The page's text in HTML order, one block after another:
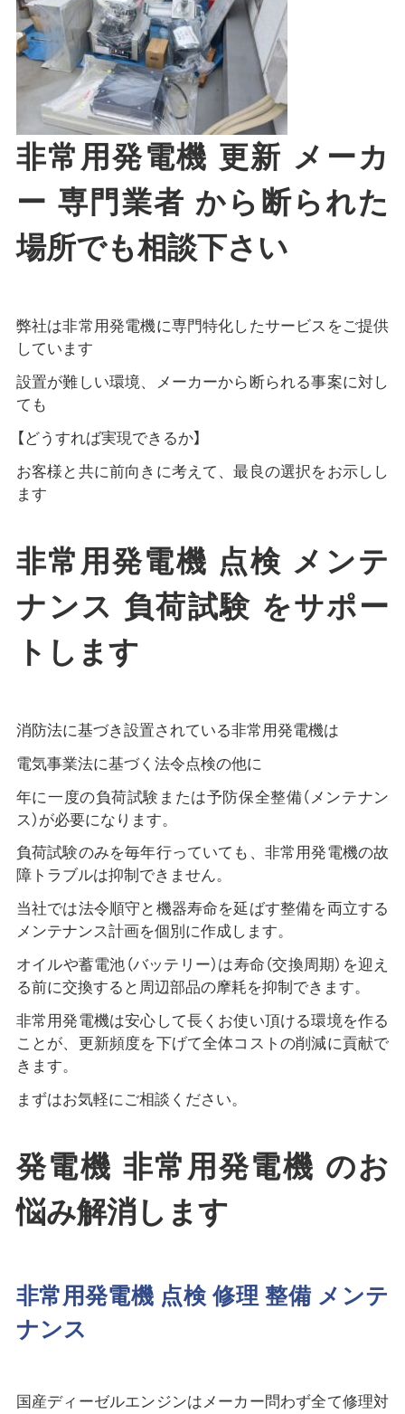
非常用発電機 更新 メーカ
ー 専門業者 から断られた
場所でも相談下さい
弊社は非常用発電機に専門特化したサービスをご提供
しています
設置が難しい環境、メーカーから断られる事案に対し
ても
【どうすれば実現できるか】
お客様と共に前向きに考えて、最良の選択をお示しし
ます
非常用発電機 点検 メンテ
ナンス 負荷試験 をサポー
トします
消防法に基づき設置されている非常用発電機は
電気事業法に基づく法令点検の他に
年に一度の負荷試験または予防保全整備（メンテナン
ス）が必要になります。
負荷試験のみを毎年行っていても、非常用発電機の故
障トラブルは抑制できません。
当社では法令順守と機器寿命を延ばす整備を両立する
メンテナンス計画を個別に作成します。
オイルや蓄電池（バッテリー）は寿命（交換周期）を迎え
る前に交換すると周辺部品の摩耗を抑制できます。
非常用発電機は安心して長くお使い頂ける環境を作る
ことが、更新頻度を下げて全体コストの削減に貢献で
きます。
まずはお気軽にご相談ください。
発電機 非常用発電機 のお
悩み解消します
非常用発電機 点検 修理 整備 メンテ
ナンス
国産ディーゼルエンジンはメーカー問わず全て修理対